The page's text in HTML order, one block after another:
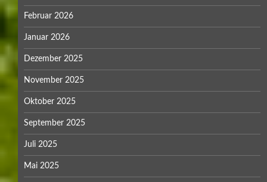
Februar 2026
Januar 2026
Dezember 2025
November 2025
Oktober 2025
September 2025
Juli 2025
Mai 2025